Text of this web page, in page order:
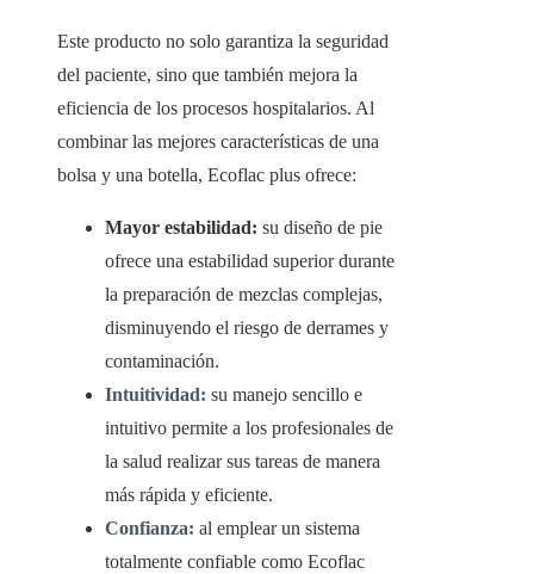
Este producto no solo garantiza la seguridad
del paciente, sino que también mejora la
eficiencia de los procesos hospitalarios. Al
combinar las mejores características de una
bolsa y una botella, Ecoflac plus ofrece:
Mayor estabilidad: su diseño de pie
ofrece una estabilidad superior durante
la preparación de mezclas complejas,
disminuyendo el riesgo de derrames y
contaminación.
Intuitividad: su manejo sencillo e
intuitivo permite a los profesionales de
la salud realizar sus tareas de manera
más rápida y eficiente.
Confianza: al emplear un sistema
totalmente confiable como Ecoflac